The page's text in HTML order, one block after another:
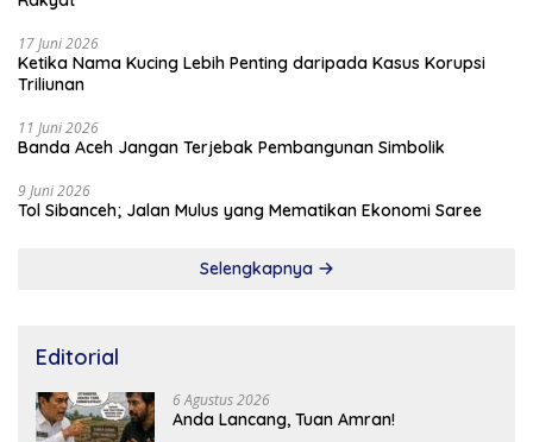
17 Juni 2026
Ketika Nama Kucing Lebih Penting daripada Kasus Korupsi
Triliunan
11 Juni 2026
Banda Aceh Jangan Terjebak Pembangunan Simbolik
9 Juni 2026
Tol Sibanceh; Jalan Mulus yang Mematikan Ekonomi Saree
Selengkapnya
Editorial
6 Agustus 2026
Anda Lancang, Tuan Amran!